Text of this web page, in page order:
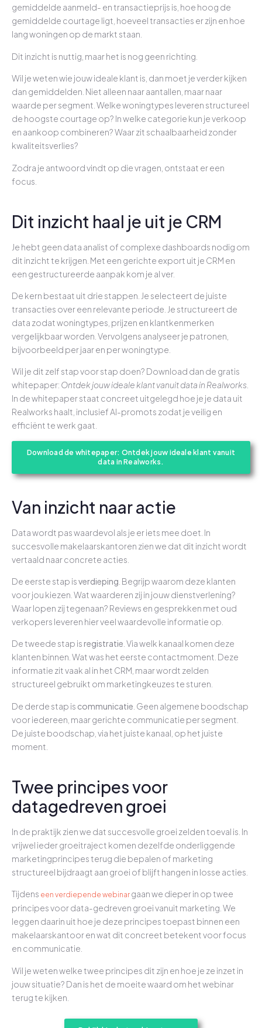
gemiddelde aanmeld- en transactieprijs is, hoe hoog de
gemiddelde courtage ligt, hoeveel transacties er zijn en hoe
lang woningen op de markt staan.
Dit inzicht is nuttig, maar het is nog geen richting.
Wil je weten wie jouw ideale klant is, dan moet je verder kijken
dan gemiddelden. Niet alleen naar aantallen, maar naar
waarde per segment. Welke woningtypes leveren structureel
de hoogste courtage op? In welke categorie kun je verkoop
en aankoop combineren? Waar zit schaalbaarheid zonder
kwaliteitsverlies?
Zodra je antwoord vindt op die vragen, ontstaat er een
focus.
Dit inzicht haal je uit je CRM
Je hebt geen data analist of complexe dashboards nodig om
dit inzicht te krijgen. Met een gerichte export uit je CRM en
een gestructureerde aanpak kom je al ver.
De kern bestaat uit drie stappen. Je selecteert de juiste
transacties over een relevante periode. Je structureert de
data zodat woningtypes, prijzen en klantkenmerken
vergelijkbaar worden. Vervolgens analyseer je patronen,
bijvoorbeeld per jaar en per woningtype.
Wil je dit zelf stap voor stap doen? Download dan de gratis
whitepaper: Ontdek jouw ideale klant vanuit data in Realworks.
In de whitepaper staat concreet uitgelegd hoe je je data uit
Realworks haalt, inclusief AI-promots zodat je veilig en
efficiënt te werk gaat.
Download de whitepaper: Ontdek jouw ideale klant vanuit
data in Realworks.
Van inzicht naar actie
Data wordt pas waardevol als je er iets mee doet. In
succesvolle makelaarskantoren zien we dat dit inzicht wordt
vertaald naar concrete acties.
De eerste stap isverdieping . Begrijp waarom deze klanten
voor jou kiezen. Wat waarderen zij in jouw dienstverlening?
Waar lopen zij tegenaan? Reviews en gesprekken met oud
verkopers leveren hier veel waardevolle informatie op.
De tweede stap is registratie . Via welk kanaal komen deze
klanten binnen. Wat was het eerste contactmoment. Deze
informatie zit vaak al in het CRM, maar wordt zelden
structureel gebruikt om marketingkeuzes te sturen.
De derde stap is communicatie . Geen algemene boodschap
voor iedereen, maar gerichte communicatie per segment.
De juiste boodschap, via het juiste kanaal, op het juiste
moment.
Twee principes voor
datagedreven groei
In de praktijk zien we dat succesvolle groei zelden toeval is. In
vrijwel ieder groeitraject komen dezelfde onderliggende
marketingprincipes terug die bepalen of marketing
structureel bijdraagt aan groei of blijft hangen in losse acties.
Tijdens een verdiepende webinar gaan we dieper in op twee
principes voor data-gedreven groei vanuit marketing. We
leggen daarin uit hoe je deze principes toepast binnen een
makelaarskantoor en wat dit concreet betekent voor focus
en communicatie.
Wil je weten welke twee principes dit zijn en hoe je ze inzet in
jouw situatie? Dan is het de moeite waard om het webinar
terug te kijken.